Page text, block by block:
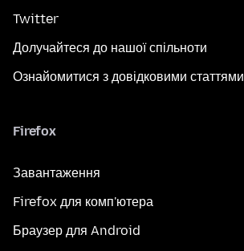
Twitter
Долучайтеся до нашої спільноти
Ознайомитися з довідковими статтями
Firefox
Завантаження
Firefox для комп'ютера
Браузер для Android